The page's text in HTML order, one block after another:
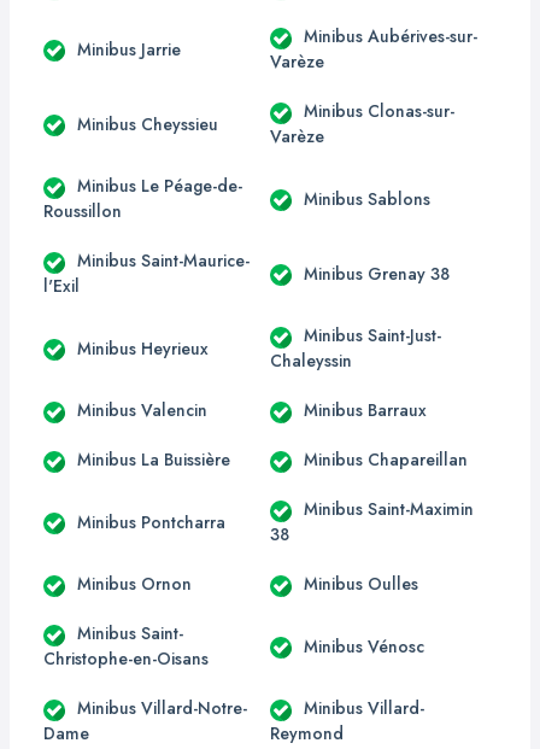
Minibus Jarrie
Minibus Aubérives-sur-
Varèze
Minibus Cheyssieu
Minibus Clonas-sur-
Varèze
Minibus Le Péage-de-
Roussillon
Minibus Sablons
Minibus Saint-Maurice-
l'Exil
Minibus Grenay 38
Minibus Heyrieux
Minibus Saint-Just-
Chaleyssin
Minibus Valencin Minibus Barraux
Minibus La Buissière Minibus Chapareillan
Minibus Pontcharra
Minibus Saint-Maximin
38
Minibus Ornon Minibus Oulles
Minibus Saint-
Christophe-en-Oisans
Minibus Vénosc
Minibus Villard-Notre-
Dame
Minibus Villard-
Reymond